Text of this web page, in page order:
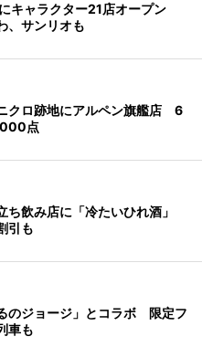
キャラクター21店オープン
サンリオも
クロ跡地にアルペン旗艦店 6
点
ち飲み店に「冷たいひれ酒」
引も
のジョージ」とコラボ 限定フ
車も